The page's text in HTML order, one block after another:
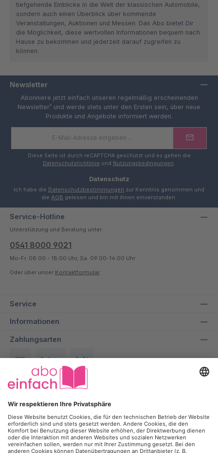
tiefgehende Einblicke in die Welt der klassischen Automobile,
sondern auch einen Überblick über kommende
Veranstaltungen, Auktionen und Messen. Das Abo bietet Dir
die Möglichkeit, diese wertvollen Informationen bequem nach
Hause zu bekommen und jederzeit darauf zugreifen zu
können.
Newsletter
Abonniere jetzt einfach unseren regelmäßig erscheinenden
Newsletter¹ und werde stets unter den Ersten sein, über neue
Produkte und Angebote informiert werden.
Diese Seite ist durch reCAPTCHA geschützt und es gelten die
Datenschutzrichtlinie und Nutzungsbedingungen.
Datenschutz
Ich habe die Datenschutzbestimmungen zur Kenntnis genommen und
die AGB gelesen und bin mit ihnen einverstanden.
Service-Hotline
Unterstützung und Beratung unter:
0541 8000 9021
Mo-Fr. 08:00 - 18:00 Uhr, Sa. 09:00-14:00 Uhr
Oder über unser Kontaktformular.
Service
Informationen
Zahlungsarten
SEPA Rechnung PayPal
Über uns
Wir bei aboeinfach geben alles dafür, dir ein entspanntes und
50% auf deine Lieblingszeitschrift zu sparen.
Kontakt Kündigung Newsletter Werbesperre Vertrag widerrufen